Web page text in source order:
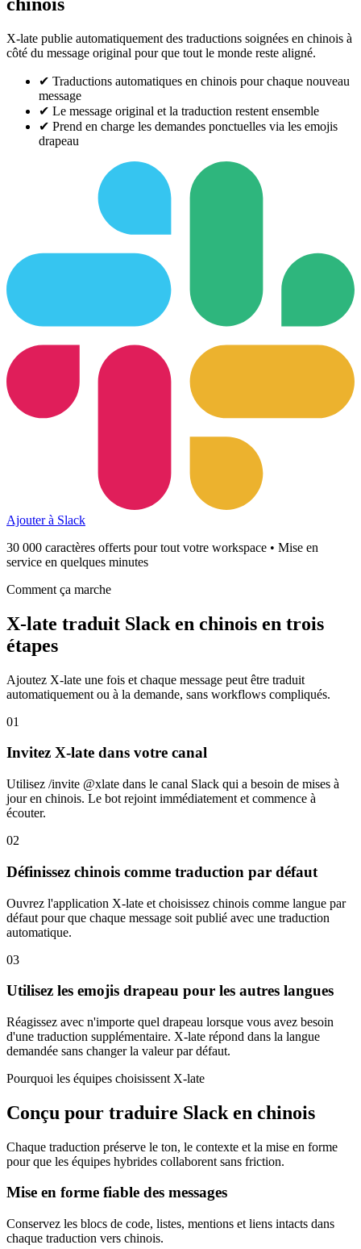
X-late publie automatiquement des traductions soignées en chinois à
côté du message original pour que tout le monde reste aligné.
✔ Traductions automatiques en chinois pour chaque nouveau
message
✔ Le message original et la traduction restent ensemble
✔ Prend en charge les demandes ponctuelles via les emojis
drapeau
Ajouter à Slack
30 000 caractères offerts pour tout votre workspace • Mise en
service en quelques minutes
Comment ça marche
X-late traduit Slack en chinois en trois
étapes
Ajoutez X-late une fois et chaque message peut être traduit
automatiquement ou à la demande, sans workflows compliqués.
01
Invitez X-late dans votre canal
Utilisez /invite @xlate dans le canal Slack qui a besoin de mises à
jour en chinois. Le bot rejoint immédiatement et commence à
écouter.
02
Définissez chinois comme traduction par défaut
Ouvrez l'application X-late et choisissez chinois comme langue par
défaut pour que chaque message soit publié avec une traduction
automatique.
03
Utilisez les emojis drapeau pour les autres langues
Réagissez avec n'importe quel drapeau lorsque vous avez besoin
d'une traduction supplémentaire. X-late répond dans la langue
demandée sans changer la valeur par défaut.
Pourquoi les équipes choisissent X-late
Conçu pour traduire Slack en chinois
Chaque traduction préserve le ton, le contexte et la mise en forme
pour que les équipes hybrides collaborent sans friction.
Mise en forme fiable des messages
Conservez les blocs de code, listes, mentions et liens intacts dans
chaque traduction vers chinois.